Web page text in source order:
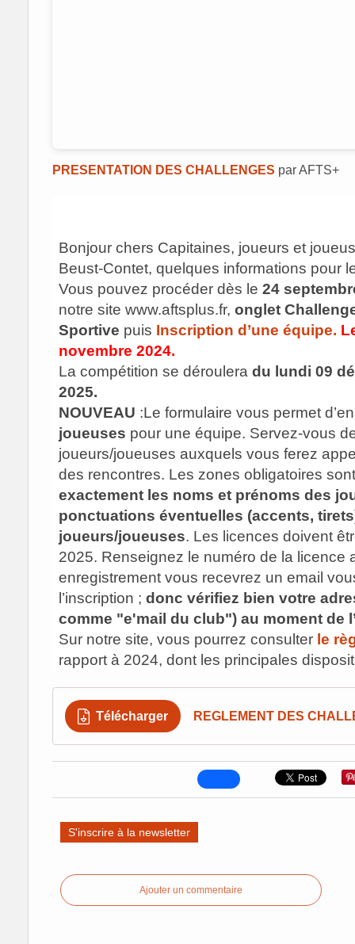
PRESENTATION DES CHALLENGES par AFTS+
Bonjour chers Capitaines, joueurs et
Beust-Contet, quelques informations pour
Vous pouvez procéder dès le 24
notre site www.aftsplus.fr, onglet
Sportive puis Inscription d’une équipe.
novembre 2024.
La compétition se déroulera du lundi 09
2025.
NOUVEAU :Le formulaire vous permet
joueuses pour une équipe. Servez-vous
joueurs/joueuses auxquels vous ferez
des rencontres. Les zones obligatoires
exactement les noms et prénoms des
ponctuations éventuelles (accents,
joueurs/joueuses. Les licences doivent
2025. Renseignez le numéro de la licence
enregistrement vous recevrez un email
l’inscription ; donc vérifiez bien votre
comme "e'mail du club") au moment de
Sur notre site, vous pourrez consulter le
rapport à 2024, dont les principales
-le format de jeu 2 (= 2 sets en 6 jeux , 3
en 10 points) est généralisé à toutes les
simples des catégories 35 et 45 qui
phases de qualification. Il n'y a pas de no-
un joueur ne peut pas s’inscrire dans
une équipe peut s’adjoindre 3 joueurs/
les phases finales
pourront s’avérer nécessaires pour
Télécharger REGLEMENT DES
S'inscrire à la newsletter
Ajouter un commentaire